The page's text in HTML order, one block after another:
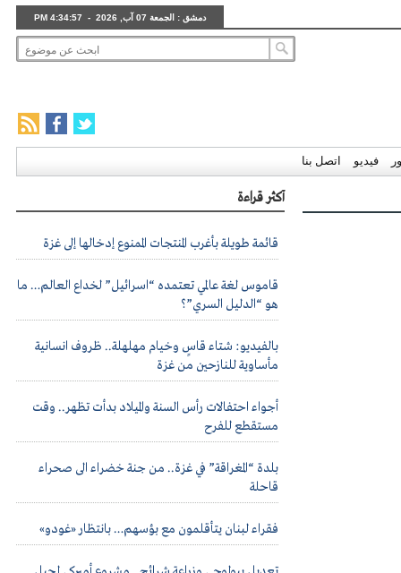
دمشق : الجمعة 07 آب, 2026 - 4:34:58 PM
فيديو اتصل بنا
أكثر قراءة
قائمة طويلة بأغرب المنتجات الممنوع إدخالها إلى غزة
قاموس لغة عالمي تعتمده “اسرائيل” لخداع العالم… ما
هو “الدليل السري”؟
بالفيديو: شتاء قاسٍ وخيام مهلهلة.. ظروف انسانية
مأساوية للنازحين من غزة
أجواء احتفالات رأس السنة والميلاد بدأت تظهر.. وقت
مستقطع للفرح
بلدة “المغراقة” في غزة.. من جنة خضراء الى صحراء
قاحلة
فقراء لبنان يتأقلمون مع بؤسهم… بانتظار «غودو»